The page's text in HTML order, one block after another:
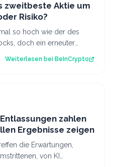
zweitbeste Aktie um
Risiko?
so hoch wie der des
doch ein erneuter
ü…
Weiterlesen bei BeInCrypto
zahlen
Ergebnisse zeigen
die Erwartungen,
von KI